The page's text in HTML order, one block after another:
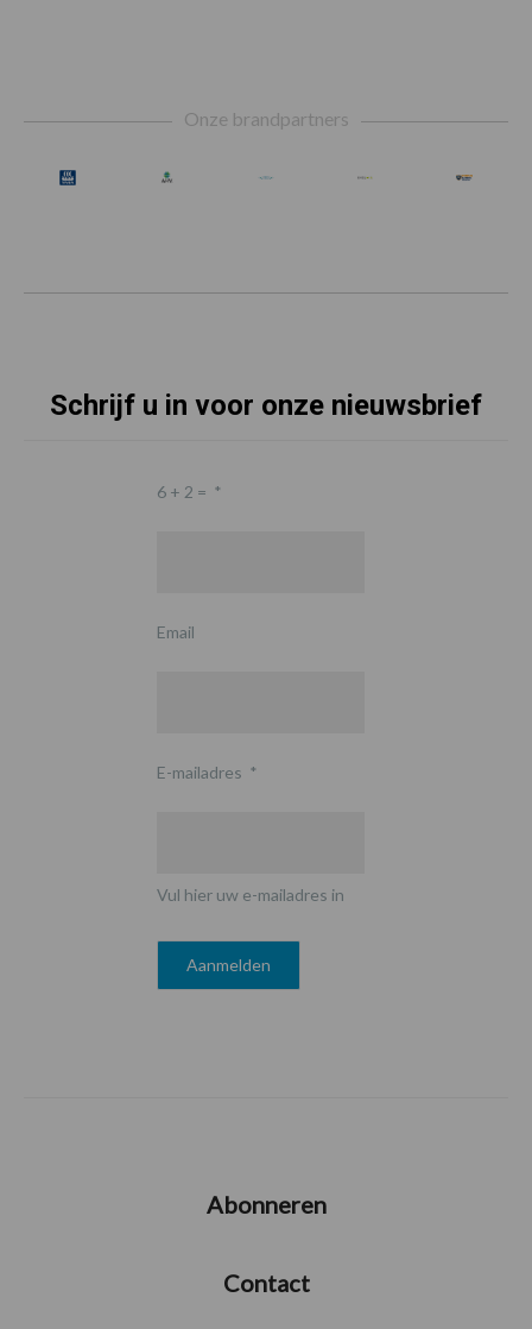
Onze brandpartners
Schrijf u in voor onze nieuwsbrief
6 + 2 = *
Email
E-mailadres *
Vul hier uw e-mailadres in
Abonneren
Contact